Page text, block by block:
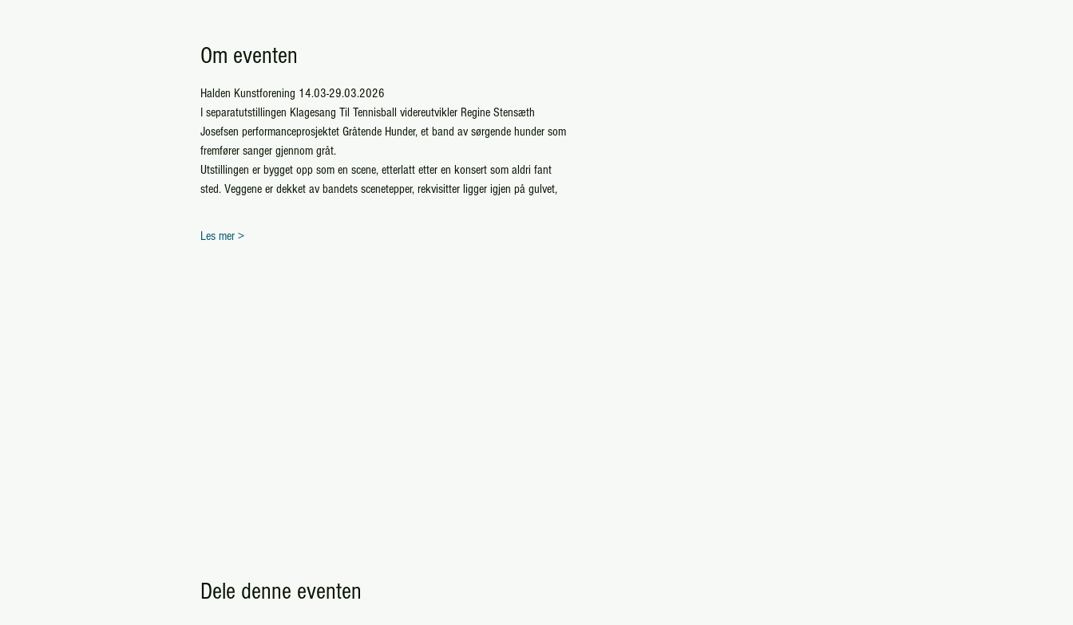
Om eventen
Halden Kunstforening 14.03-29.03.2026
I separatutstillingen Klagesang Til Tennisball videreutvikler Regine Stensæth
Josefsen performanceprosjektet Gråtende Hunder, et band av sørgende hunder som
fremfører sanger gjennom gråt.
Utstillingen er bygget opp som en scene, etterlatt etter en konsert som aldri fant
sted. Veggene er dekket av bandets scenetepper, rekvisitter ligger igjen på gulvet,
Les mer >
Dele denne eventen